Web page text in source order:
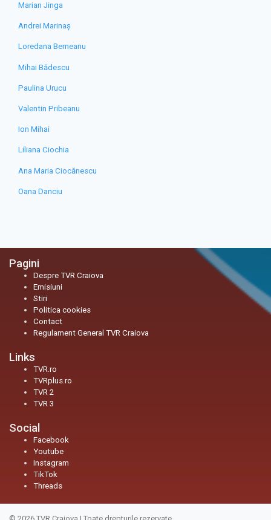
Marian Jinga
Andrei Marinaș
Loredana Berneanu
Mihai Bădescu
Paulina Urucu
Valentin Pribeanu
Ion Mihai
Liliana Ciochia
Ana Maria Ciocănescu
Oana Danciu
Pagini
Despre TVR Craiova
Emisiuni
Stiri
Politica cookies
Contact
Regulament General TVR Craiova
Links
TVR.ro
TVRplus.ro
TVR 2
TVR 3
Social
Facebook
Youtube
Instagram
TikTok
Threads